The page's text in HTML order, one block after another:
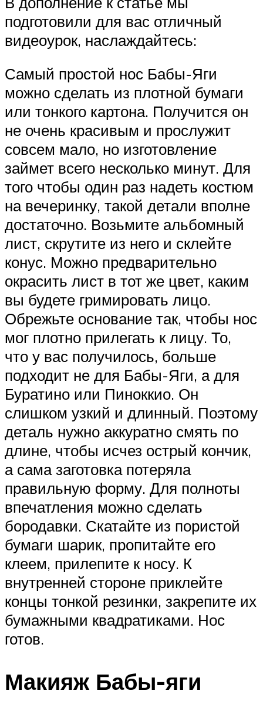
подготовили для вас отличный
видеоурок, наслаждайтесь:
Самый простой нос Бабы-Яги
можно сделать из плотной бумаги
или тонкого картона. Получится он
не очень красивым и прослужит
совсем мало, но изготовление
займет всего несколько минут. Для
того чтобы один раз надеть костюм
на вечеринку, такой детали вполне
достаточно. Возьмите альбомный
лист, скрутите из него и склейте
конус. Можно предварительно
окрасить лист в тот же цвет, каким
вы будете гримировать лицо.
Обрежьте основание так, чтобы нос
мог плотно прилегать к лицу. То,
что у вас получилось, больше
подходит не для Бабы-Яги, а для
Буратино или Пиноккио. Он
слишком узкий и длинный. Поэтому
деталь нужно аккуратно смять по
длине, чтобы исчез острый кончик,
а сама заготовка потеряла
правильную форму. Для полноты
впечатления можно сделать
бородавки. Скатайте из пористой
бумаги шарик, пропитайте его
клеем, прилепите к носу. К
внутренней стороне приклейте
концы тонкой резинки, закрепите их
бумажными квадратиками. Нос
готов.
Макияж Бабы-яги